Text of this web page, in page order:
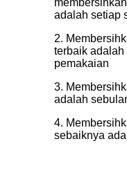
adalah setiap
2.
terbaik adalah
pemakaian
3.
adalah
4.
sebaiknya